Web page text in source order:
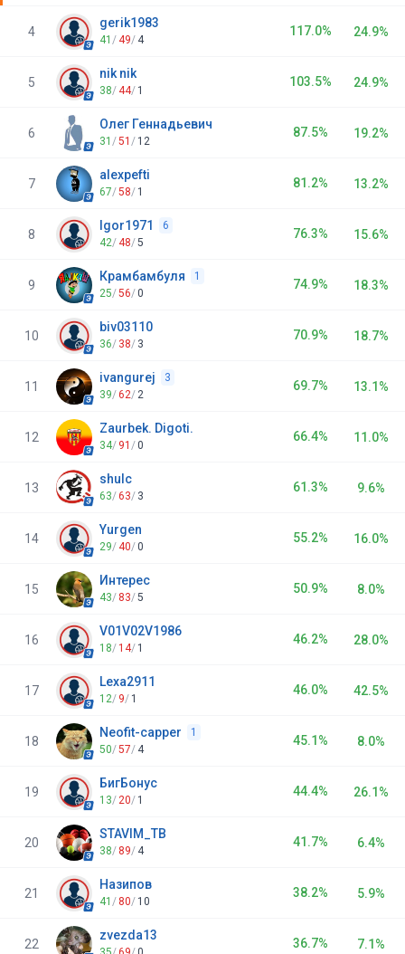
4
gerik1983
117.0%
41 / 49/ 4
24.9%
5
nik nik
103.5%
38/ 44/ 1
24.9%
6
Олег Геннадьевич
87.5%
31 /51 / 12
19.2%
7
alexpefti
81.2%
67/58/ 1
13.2%
8
Igor1971 6
76.3%
42/ 48/5
15.6%
9
Крамбамбуля 1
74.9%
25/56/0
18.3%
10
biv03110
70.9%
36/ 38/ 3
18.7%
11
ivangurej 3
69.7%
39/62/ 2
13.1%
12
Zaurbek. Digoti.
66.4%
34/ 91 /0
11.0%
13
shulc
61.3%
63/63/ 3
9.6%
14
Yurgen
55.2%
29/ 40/0
16.0%
15
Интерес
50.9%
43/ 83/5
8.0%
16
V01V02V1986
46.2%
18/ 14/ 1
28.0%
17
Lexa2911
46.0%
12/ 9/ 1
42.5%
18
Neofit-capper 1
45.1%
50/57/ 4
8.0%
19
БигБонус
44.4%
13/ 20/ 1
26.1%
20
STAVIM_TB
41.7%
38/ 89/ 4
6.4%
21
Назипов
38.2%
41 / 80/ 10
5.9%
22
zvezda13
36.7% 7.1%